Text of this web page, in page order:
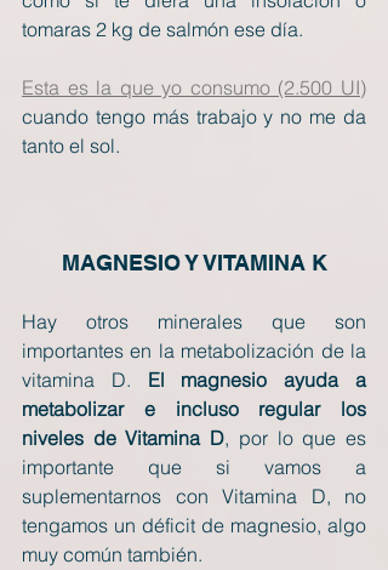
tomaras 2 kg de salmón ese día.
Esta es la que yo consumo (2.500 UI)
cuando tengo más trabajo y no me da
tanto el sol.
MAGNESIO Y VITAMINA K
Hay otros minerales que son
importantes en la metabolización de la
vitamina D. El magnesio ayuda a
metabolizar e incluso regular los
niveles de Vitamina D, por lo que es
importante que si vamos a
suplementarnos con Vitamina D, no
tengamos un déficit de magnesio, algo
muy común también.